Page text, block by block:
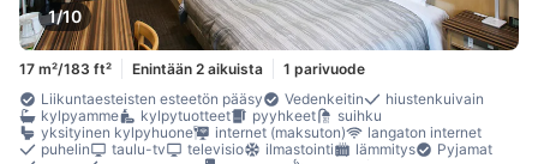
1/10
17 m²/183 ft² Enintään 2 aikuista
1 parivuode
Liikuntaesteisten esteetön pääsy
Vedenkeitin
hiustenkuivain
kylpyamme
kylpytuotteet pyyhkeet
suihku
yksityinen kylpyhuone
internet (maksuton)
langaton internet
puhelin
taulu-tv televisio ilmastointi lämmitys
Pyjamat